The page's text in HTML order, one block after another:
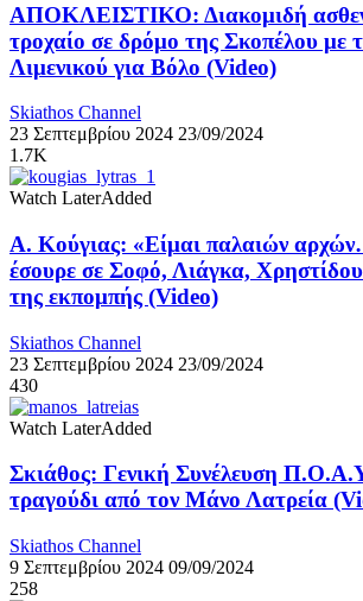
ΑΠΟΚΛΕΙΣΤΙΚΟ: Διακομιδή
τροχαίο σε δρόμο της Σκοπέλου με
Λιμενικού για Βόλο (Video)
Skiathos Channel
23 Σεπτεμβρίου 2024 23/09/2024
1.7K
Watch LaterAdded
Α. Κούγιας: «Είμαι παλαιών
έσουρε σε Σοφό, Λιάγκα,
της εκπομπής (Video)
Skiathos Channel
23 Σεπτεμβρίου 2024 23/09/2024
430
Watch LaterAdded
Σκιάθος: Γενική Συνέλευση
τραγούδι από τον Μάνο Λατρεία
Skiathos Channel
9 Σεπτεμβρίου 2024 09/09/2024
258